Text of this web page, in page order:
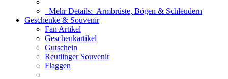
Mehr Details: Armbrüste, Bögen & Schleudern
Geschenke & Souvenir
Fan Artikel
Geschenkartikel
Gutschein
Reutlinger Souvenir
Flaggen